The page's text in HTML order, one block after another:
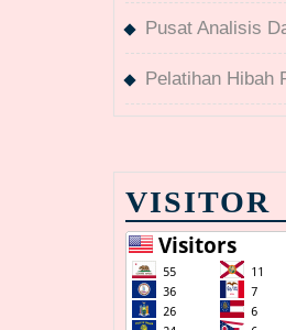
Pusat Analisis
Pelatihan Hibah
VISITOR